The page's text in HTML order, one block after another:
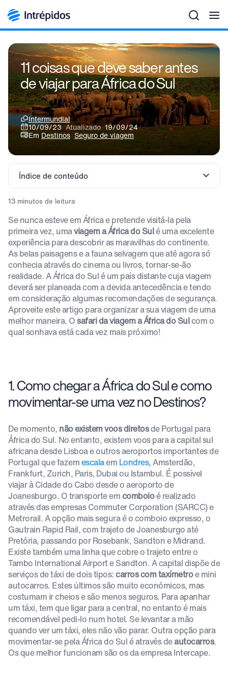
11 coisas que deve saber antes
de viajar para África do Sul
Intermundial
10/09/23Atualizado19/09/24
EmDestinos Seguro de viagem
Índice de conteúdo
13 minutos de leitura
Se nunca esteve em África e pretende visitá-la pela
primeira vez, umaviagem a África do Sulé uma excelente
experiência para descobrir as maravilhas do continente.
As belas paisagens e a fauna selvagem que até agora só
conhecia através do cinema ou livros, tornar-se-ão
realidade. A África do Sul é um país distante cuja viagem
deverá ser planeada com a devida antecedência e tendo
em consideração algumas recomendações de segurança.
Aproveite este artigo para organizar a sua viagem de uma
melhor maneira. Osafari da viagem a África do Sulcom o
qual sonhava está cada vez mais próximo!
1. Como chegar a África do Sul e como
movimentar-se uma vez no Destinos?
De momento, não existem voos diretosde Portugal para
África do Sul. No entanto, existem voos para a capital sul
africana desde Lisboa e outros aeroportos importantes de
Portugal que fazemescalaem Londres, Amsterdão,
Frankfurt, Zurich, Paris, Dubai ou Istambul. É possível
viajar à Cidade do Cabo desde o aeroporto de
Joanesburgo. O transporte emcomboioé realizado
através das empresas Commuter Corporation (SARCC) e
Metrorail. A opção mais segura é o comboio expresso, o
Gautrain Rapid Rail, com trajeto de Joanesburgo até
Pretória, passando por Rosebank, Sandton e Midrand.
Existe também uma linha que cobre o trajeto entre o
Tambo International Airport e Sandton. A capital dispõe de
serviços de táxi de dois tipos:carros com taxímetroe mini
autocarros. Estes últimos são muito económicos, mas
costumam ir cheios e são menos seguros. Para apanhar
um táxi, tem que ligar para a central, no entanto é mais
recomendável pedi-lo num hotel. Se levantar a mão
quando ver um táxi, eles não vão parar. Outra opção para
movimentar-se pela África do Sul é através deautocarros.
Os que melhor funcionam são os da empresa Intercape.